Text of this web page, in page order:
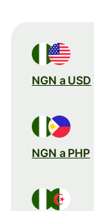
NGN a USD
NGN a PHP